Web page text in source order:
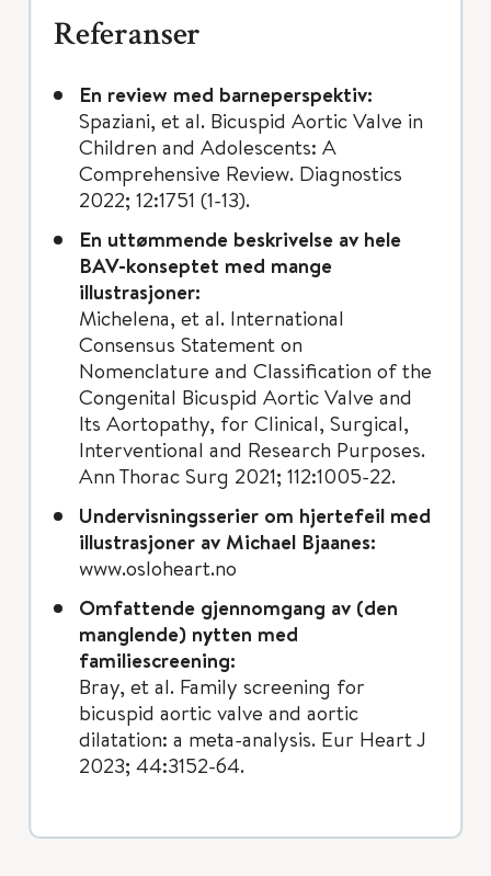
Referanser
En review med barneperspektiv:
Spaziani, et al. Bicuspid Aortic Valve in
Children and Adolescents: A
Comprehensive Review. Diagnostics
2022; 12:1751 (1-13).
En uttømmende beskrivelse av hele
BAV-konseptet med mange
illustrasjoner:
Michelena, et al. International
Consensus Statement on
Nomenclature and Classification of the
Congenital Bicuspid Aortic Valve and
Its Aortopathy, for Clinical, Surgical,
Interventional and Research Purposes.
Ann Thorac Surg 2021; 112:1005-22.
Undervisningsserier om hjertefeil med
illustrasjoner av Michael Bjaanes:
www.osloheart.no
Omfattende gjennomgang av (den
manglende) nytten med
familiescreening:
Bray, et al. Family screening for
bicuspid aortic valve and aortic
dilatation: a meta-analysis. Eur Heart J
2023; 44:3152-64.